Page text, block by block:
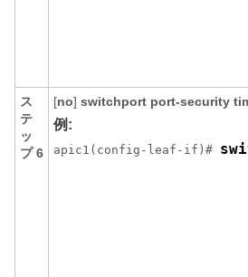
ス
テ
ッ
プ 6
[no] switchport port-security
例:
apic1(config-leaf-if)#